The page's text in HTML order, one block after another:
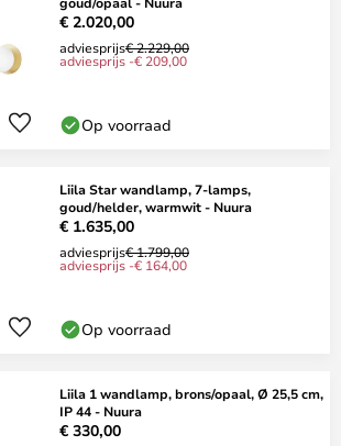
€ 2.020,00
adviesprijs€ 2.229,00
adviesprijs -€ 209,00
Op voorraad
Liila Star wandlamp, 7-lamps,
goud/helder, warmwit - Nuura
€ 1.635,00
adviesprijs€ 1.799,00
adviesprijs -€ 164,00
Op voorraad
Liila 1 wandlamp, brons/opaal, Ø 25,5 cm,
IP 44 - Nuura
€ 330,00